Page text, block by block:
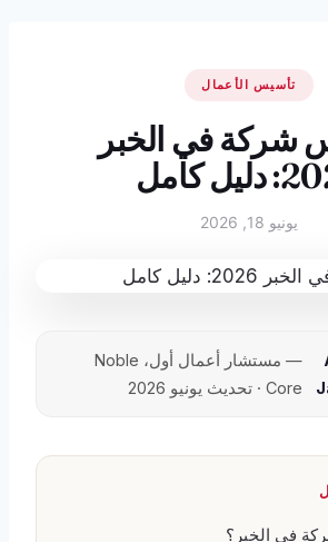
تأسيس الأعمال
شركة في الخبر
كامل
يونيو 18, 2026
— مستشار أعمال أول، Noble
Core · تحديث يونيو 2026
في الخبر؟